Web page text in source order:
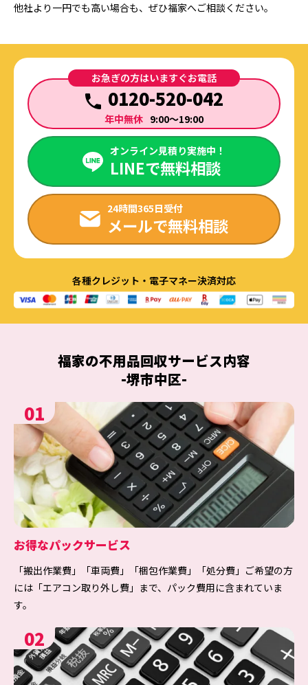
他社より一円でも高い場合も、ぜひ福家へご相談ください。
お急ぎの方はいますぐお電話
0120-520-042
年中無休 9:00～19:00
オンライン見積り実施中！
LINEで無料相談
24時間365日受付
メールで無料相談
各種クレジット・電子マネー決済対応
福家の不用品回収サービス内容
-堺市中区-
01
お得なパックサービス
「搬出作業費」「車両費」「梱包作業費」「処分費」ご希望の方
には「エアコン取り外し費」まで、パック費用に含まれていま
す。
02